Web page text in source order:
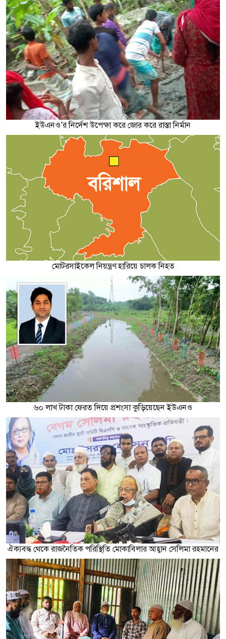
ইউএনও’র নির্দেশ উপেক্ষা করে জোর করে রাস্তা নির্মান
মোটরসাইকেল নিয়ন্ত্রণ হারিয়ে চালক নিহত
৬০ লাখ টাকা ফেরত দিয়ে প্রশংসা কুড়িয়েছেন ইউএনও
ঐক্যবদ্ধ থেকে রাজনৈতিক পরিস্থিতি মোকাবিলার আহ্বান সেলিমা রহমানের